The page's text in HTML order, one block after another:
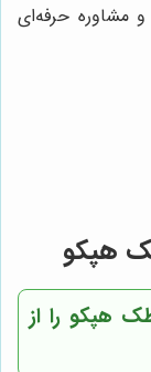
مشاوره حرفه‌ای
هپکو
هپکو را از